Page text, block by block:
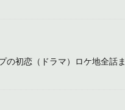
の初恋（ドラマ）ロケ地全話ま